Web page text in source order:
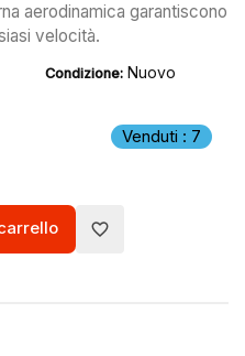
aerodinamica garantiscono
velocità.
Condizione: Nuovo
Venduti : 7
favorite_border